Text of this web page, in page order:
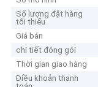
Số lượng đặt hàng
tối thiểu
Giá bán
chi tiết đóng gói
Thời gian giao hàng
Điều khoản thanh